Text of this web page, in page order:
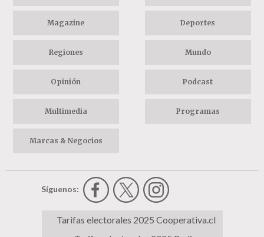
Magazine Deportes
Regiones Mundo
Opinión Podcast
Multimedia Programas
Marcas & Negocios
Síguenos:
Tarifas electorales 2025 Cooperativa.cl